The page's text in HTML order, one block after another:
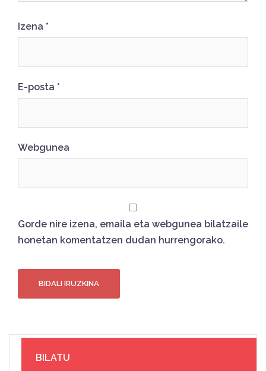
Izena *
E-posta *
Webgunea
Gorde nire izena, emaila eta webgunea bilatzaile
honetan komentatzen dudan hurrengorako.
BILATU